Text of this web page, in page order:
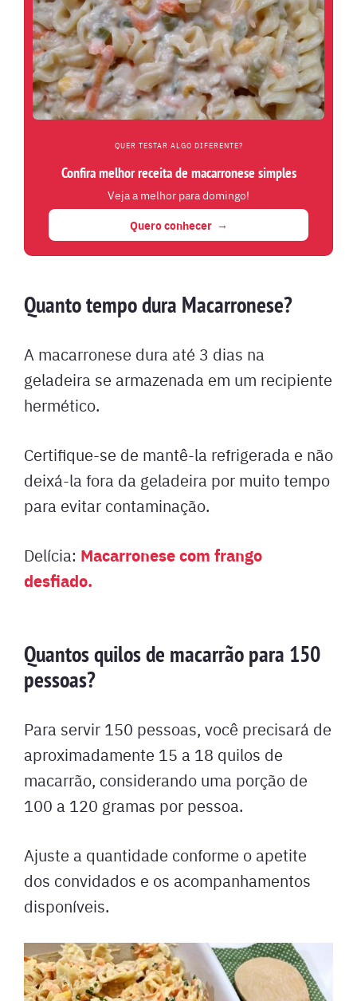
QUER TESTAR ALGO DIFERENTE?
Confira melhor receita de macarronese simples
Veja a melhor para domingo!
Quero conhecer
Quanto tempo dura Macarronese?
A macarronese dura até 3 dias na
geladeira se armazenada em um recipiente
hermético.
Certifique-se de mantê-la refrigerada e não
deixá-la fora da geladeira por muito tempo
para evitar contaminação.
Delícia: Macarronese com frango
desfiado.
Quantos quilos de macarrão para 150
pessoas?
Para servir 150 pessoas, você precisará de
aproximadamente 15 a 18 quilos de
macarrão, considerando uma porção de
100 a 120 gramas por pessoa.
Ajuste a quantidade conforme o apetite
dos convidados e os acompanhamentos
disponíveis.